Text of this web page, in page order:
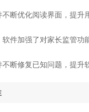
断优化阅读界面，提升
件加强了对家长监管功
断修复已知问题，提升